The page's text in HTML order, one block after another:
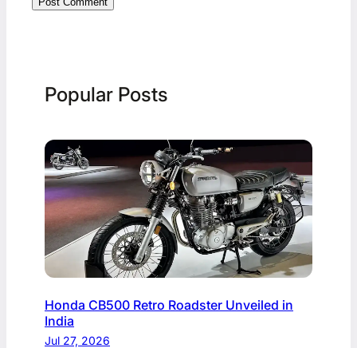
Popular Posts
Honda CB500 Retro Roadster Unveiled in
India
Jul 27, 2026